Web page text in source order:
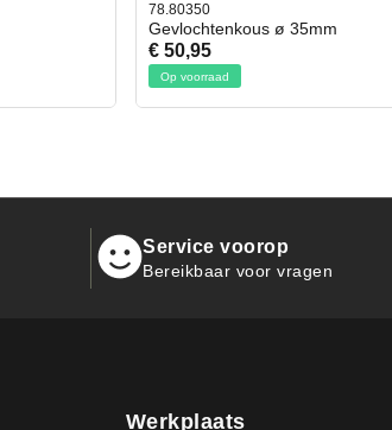
78.80350
Gevlochtenkous ø 35mm
€ 50,95
Op voorraad
Service voorop
Bereikbaar voor vragen
Werkplaats